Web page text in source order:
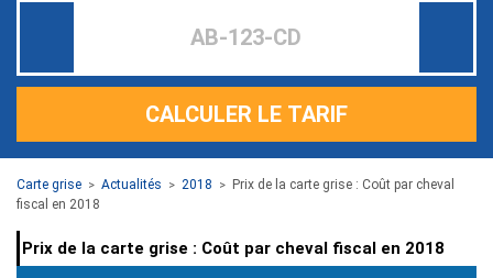
CALCULER LE TARIF
Carte grise > Actualités > 2018 >
Prix de la carte grise : Coût par cheval
fiscal en 2018
Prix de la carte grise : Coût par cheval fiscal en 2018